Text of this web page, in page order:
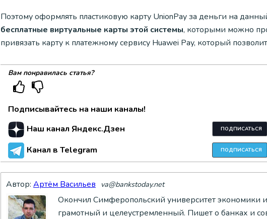
Поэтому оформлять пластиковую карту UnionPay за деньги на
бесплатные виртуальные карты этой системы, которыми можно
привязать карту к платежному сервису Huawei Pay, который
Вам понравилась статья?
Подписывайтесь на наши каналы!
Наш канал Яндекс.Дзен
ПОДПИСАТЬСЯ
Канал в Telegram ПОДПИСАТЬСЯ
Автор: Артём Васильев va@bankstoday.net
Окончил Симферопольский университет экономики
грамотный и целеустремленный. Пишет о банках и